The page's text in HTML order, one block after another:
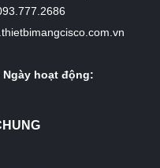
Ngày hoạt động: